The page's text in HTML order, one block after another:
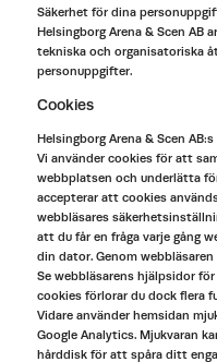
Säkerhet för dina
Helsingborg Arena & Scen AB
tekniska och organisatoriska
personuppgifter.
Cookies
Helsingborg Arena & Scen
Vi använder cookies för att
webbplatsen och underlätta
accepterar att cookies
webbläsares
att du får en fråga varje gång
din dator. Genom
Se webbläsarens hjälpsidor
cookies förlorar du dock flera
Vidare använder hemsidan
Google Analytics. Mjukvaran
hårddisk för att spåra ditt